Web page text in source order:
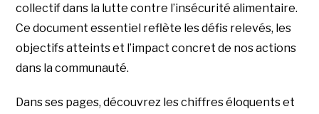
collectif dans la lutte contre l’insécurité alimentaire.
Ce document essentiel reflète les défis relevés, les
objectifs atteints et l’impact concret de nos actions
dans la communauté.
Dans ses pages, découvrez les chiffres éloquents et